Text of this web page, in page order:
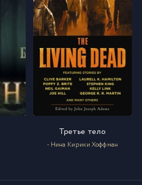
Третье тело
- Нина Кирики Хоффман